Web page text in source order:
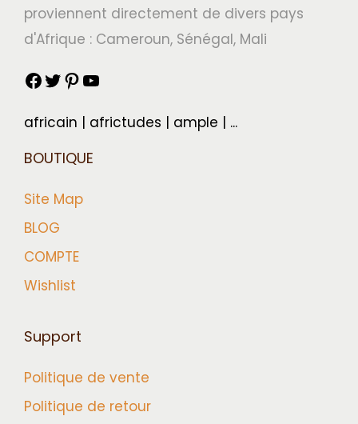
proviennent directement de divers pays
d'Afrique : Cameroun, Sénégal, Mali
africain | africtudes | ample | ...
BOUTIQUE
Site Map
BLOG
COMPTE
Wishlist
Support
Politique de vente
Politique de retour